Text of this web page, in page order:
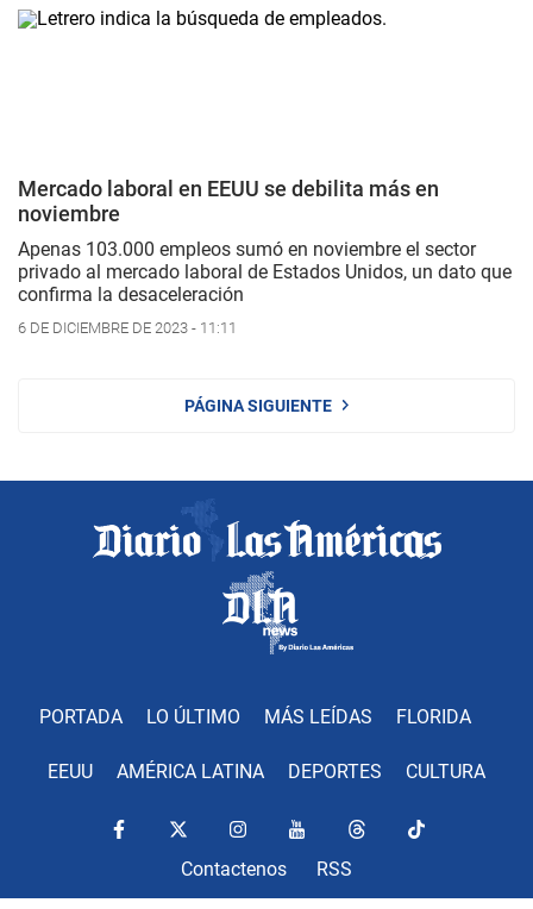
Mercado laboral en EEUU se debilita más en
noviembre
Apenas 103.000 empleos sumó en noviembre el sector
privado al mercado laboral de Estados Unidos, un dato que
confirma la desaceleración
6 DE DICIEMBRE DE 2023 - 11:11
PÁGINA SIGUIENTE
PORTADA LO ÚLTIMO MÁS LEÍDAS FLORIDA
EEUU AMÉRICA LATINA DEPORTES CULTURA
Contactenos RSS